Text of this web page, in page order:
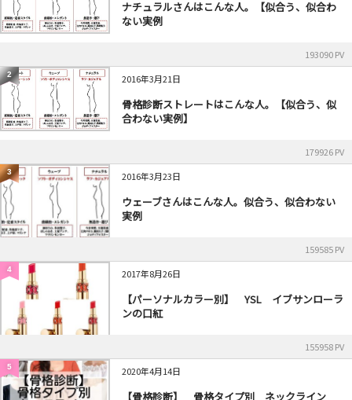
ナチュラルさんはこんな人。【似合う、似合わ
ない実例
193090 PV
2 2016年3月21日
骨格診断ストレートはこんな人。【似合う、似
合わない実例】
179926 PV
3 2016年3月23日
ウェーブさんはこんな人。似合う、似合わない
実例
159585 PV
4 2017年8月26日
【パーソナルカラー別】 YSL イブサンローラ
ンの口紅
155958 PV
5 2020年4月14日
【骨格診断】 骨格タイプ別 ネックライン